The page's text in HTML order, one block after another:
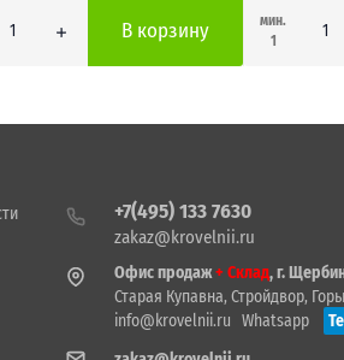
В корзину
мин.
1
+7(495) 133 7630
zakaz@krovelnii.ru
Офис продаж+ Склад, г.
Старая Купавна, Стройдвор,
info@krovelnii.ru
Whatsapp